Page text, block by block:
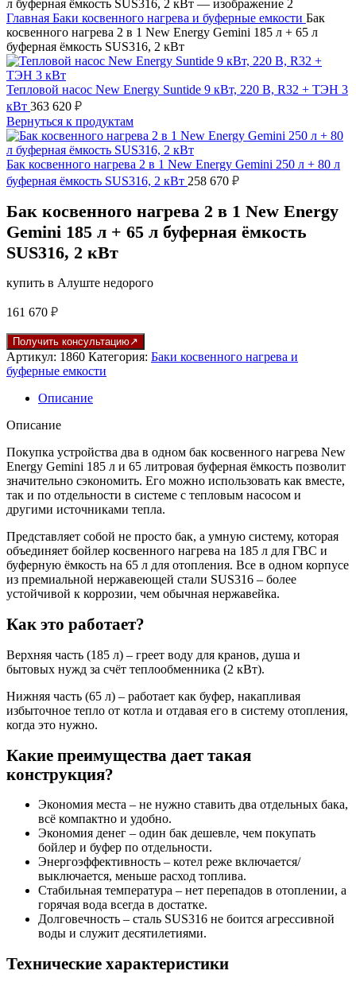
Главная Баки косвенного нагрева и буферные емкости Бак
косвенного нагрева 2 в 1 New Energy Gemini 185 л + 65 л
буферная ёмкость SUS316, 2 кВт
Тепловой насос New Energy Suntide 9 кВт, 220 В, R32 + ТЭН 3
кВт 363 620 ₽
Вернуться к продуктам
Бак косвенного нагрева 2 в 1 New Energy Gemini 250 л + 80 л
буферная ёмкость SUS316, 2 кВт 258 670 ₽
Бак косвенного нагрева 2 в 1 New Energy
Gemini 185 л + 65 л буферная ёмкость
SUS316, 2 кВт
купить в Алуште недорого
161 670 ₽
Получить консультацию
Артикул: 1860 Категория: Баки косвенного нагрева и
буферные емкости
Описание
Описание
Покупка устройства два в одном бак косвенного нагрева New
Energy Gemini 185 л и 65 литровая буферная ёмкость позволит
значительно сэкономить. Его можно использовать как вместе,
так и по отдельности в системе с тепловым насосом и
другими источниками тепла.
Представляет собой не просто бак, а умную систему, которая
объединяет бойлер косвенного нагрева на 185 л для ГВС и
буферную ёмкость на 65 л для отопления. Все в одном корпусе
из премиальной нержавеющей стали SUS316 – более
устойчивой к коррозии, чем обычная нержавейка.
Как это работает?
Верхняя часть (185 л) – греет воду для кранов, душа и
бытовых нужд за счёт теплообменника (2 кВт).
Нижняя часть (65 л) – работает как буфер, накапливая
избыточное тепло от котла и отдавая его в систему отопления,
когда это нужно.
Какие преимущества дает такая
конструкция?
Экономия места – не нужно ставить два отдельных бака,
всё компактно и удобно.
Экономия денег – один бак дешевле, чем покупать
бойлер и буфер по отдельности.
Энергоэффективность – котел реже включается/
выключается, меньше расход топлива.
Стабильная температура – нет перепадов в отоплении, а
горячая вода всегда в достатке.
Долговечность – сталь SUS316 не боится агрессивной
воды и служит десятилетиями.
Технические характеристики